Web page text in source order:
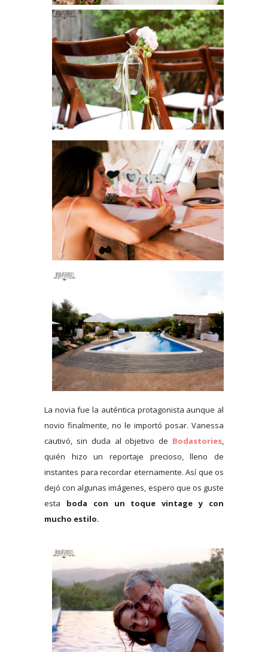
La novia fue la auténtica protagonista aunque al
novio finalmente, no le importó posar. Vanessa
cautivó, sin duda al objetivo de Bodastories,
quién hizo un reportaje precioso, lleno de
instantes para recordar eternamente. Así que os
dejó con algunas imágenes, espero que os guste
esta boda con un toque vintage y con
mucho estilo.